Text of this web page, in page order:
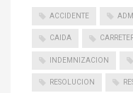
ACCIDENTE
CAIDA
INDEMNIZACION
RESOLUCION